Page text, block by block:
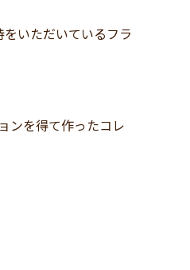
いただいているフラ
ンを得て作ったコレ